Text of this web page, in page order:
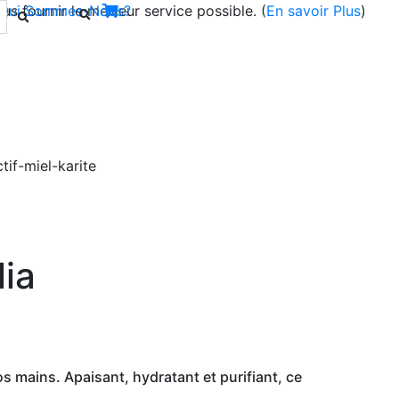
fournir le meilleur service possible. (En savoir Plus)
Sommes-Nous?
mains. Apaisant, hydratant et purifiant, ce